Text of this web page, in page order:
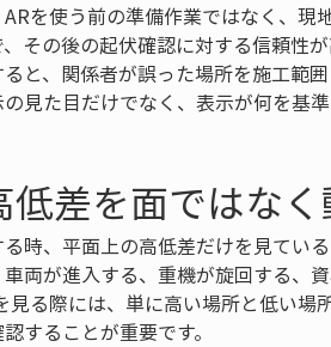
を使う前の準備作業ではなく、現
その後の起伏確認に対する信頼性
と、関係者が誤った場所を施工範
見た目だけでなく、表示が何を基
低差を面ではな
時、平面上の高低差だけを見てい
両が進入する、重機が旋回する、
見る際には、単に高い場所と低い
することが重要です。